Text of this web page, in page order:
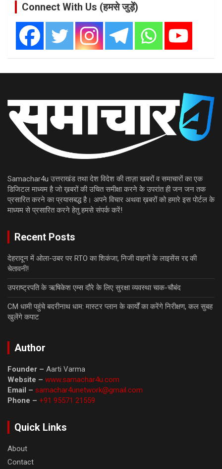
Connect With Us (हमसे जुड़ें)
Samachar4u उत्तराखंड तथा देश विदेश की ताज़ा खबरों व समाचारों का एक
डिजिटल माध्यम है जो ख़बरों की उचित समीक्षा करने के उपरांत ही जन जन तक
प्रसारित करने का प्रयासबद्ध है। अपने विचार अथवा ख़बरों को हमारे इस पोर्टल के
माध्यम से प्रसारित करने हेतु हमसे संपर्क करें!
Recent Posts
देहरादून में ओला-उबर पर RTO का शिकंजा, निजी वाहनों के लाइसेंस रद्द की
चेतावनी!
उपराष्ट्रपति के ऋषिकेश एम्स दौरे के लिए सुरक्षा व्यवस्था चाक-चौबंद
CM धामी पहुंचे बदरीनाथ धाम: मास्टर प्लान के कार्यों का करेंगे निरीक्षण, कल सुबह
खुलेंगे कपाट
Author
Founder – Aarti Varma
Website – www.samachar4u.com
Email – samachar4unetwork@gmail.com
Phone – +91 95571 21559
Quick Links
About
Contact